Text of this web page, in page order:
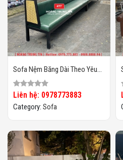
Sofa Nệm Băng Dài Theo Yêu
Cầu HTT03
Liên hệ: 0978773883
Category: Sofa